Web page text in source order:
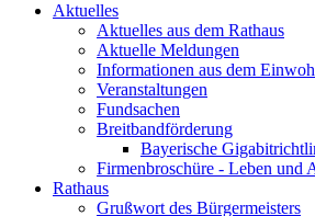
Aktuelles
Aktuelles aus dem Rathaus
Aktuelle Meldungen
Informationen aus dem
Veranstaltungen
Fundsachen
Breitbandförderung
Bayerische
Firmenbroschüre - Leben und
Rathaus
Grußwort des Bürgermeisters